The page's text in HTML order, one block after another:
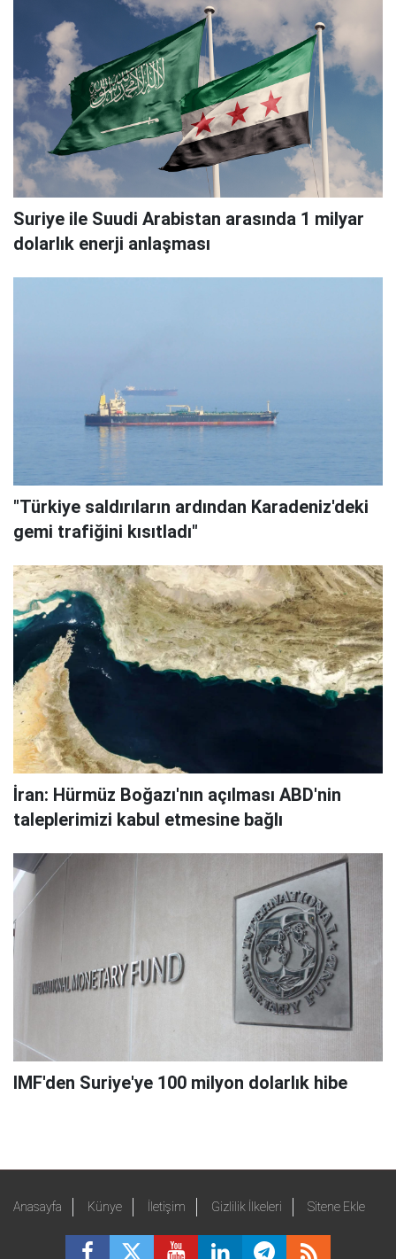
Suriye ile Suudi Arabistan arasında 1 milyar
dolarlık enerji anlaşması
"Türkiye saldırıların ardından Karadeniz'deki
gemi trafiğini kısıtladı"
İran: Hürmüz Boğazı'nın açılması ABD'nin
taleplerimizi kabul etmesine bağlı
IMF'den Suriye'ye 100 milyon dolarlık hibe
Anasayfa Künye İletişim Gizlilik İlkeleri Sitene Ekle